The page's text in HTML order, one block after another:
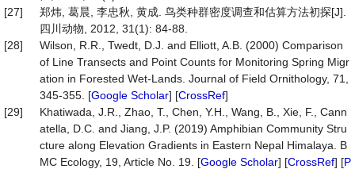
[27]
郑炜, 葛晨, 李忠秋, 黄成. 鸟类种群密度调查和估算方法初探[J].
四川动物, 2012, 31(1): 84-88.
[28]
Wilson, R.R., Twedt, D.J. and Elliott, A.B. (2000) Comparison
of Line Transects and Point Counts for Monitoring Spring Migr
ation in Forested Wet-Lands. Journal of Field Ornithology, 71,
345-355. [Google Scholar] [CrossRef]
[29]
Khatiwada, J.R., Zhao, T., Chen, Y.H., Wang, B., Xie, F., Cann
atella, D.C. and Jiang, J.P. (2019) Amphibian Community Stru
cture along Elevation Gradients in Eastern Nepal Himalaya. B
MC Ecology, 19, Article No. 19. [Google Scholar] [CrossRef] [P